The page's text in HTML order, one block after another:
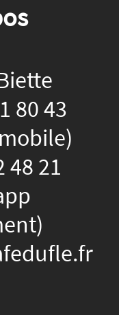
80 43
48 21